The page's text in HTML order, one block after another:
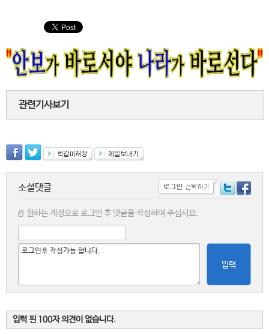
관련기사보기
소셜댓글
원하는 계정으로 로그인 후 댓글을 작성하여 주십시요.
입력
입력 된 100자 의견이 없습니다.